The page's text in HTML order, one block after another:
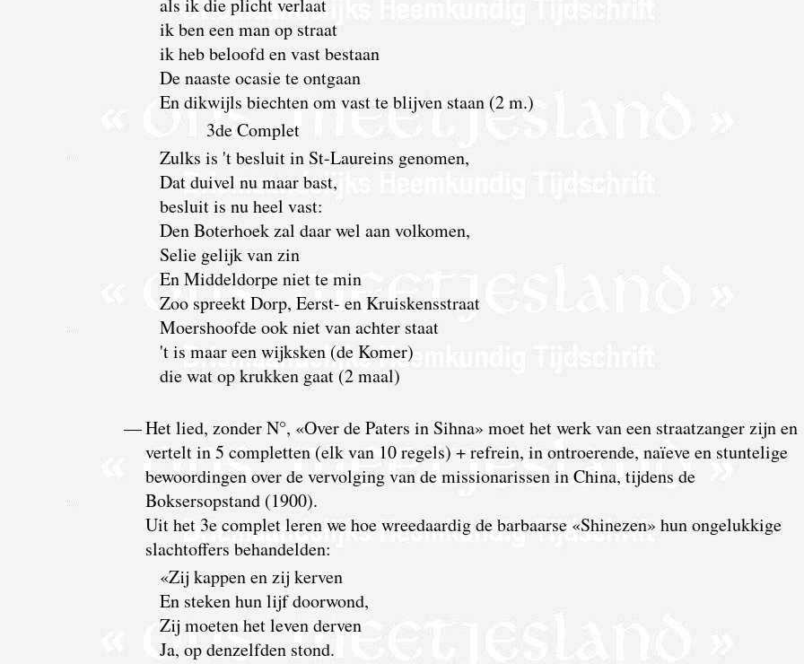
als ik die plicht verlaat
ik ben een man op straat
ik heb beloofd en vast bestaan
De naaste ocasie te ontgaan
En dikwijls biechten om vast te blijven staan (2 m.)
3de Complet
Zulks is 't besluit in St-Laureins genomen,
Dat duivel nu maar bast,
besluit is nu heel vast:
Den Boterhoek zal daar wel aan volkomen,
Selie gelijk van zin
En Middeldorpe niet te min
Zoo spreekt Dorp, Eerst- en Kruiskensstraat
Moershoofde ook niet van achter staat
't is maar een wijksken (de Komer)
die wat op krukken gaat (2 maal)
—Het lied, zonder N°, «Over de Paters in Sihna» moet het werk van een straatzanger zijn en
vertelt in 5 completten (elk van 10 regels) + refrein, in ontroerende, naïeve en stuntelige
bewoordingen over de vervolging van de missionarissen in China, tijdens de
Boksersopstand (1900).
Uit het 3e complet leren we hoe wreedaardig de barbaarse «Shinezen» hun ongelukkige
slachtoffers behandelden:
«Zij kappen en zij kerven
En steken hun lijf doorwond,
Zij moeten het leven derven
Ja, op denzelfden stond.